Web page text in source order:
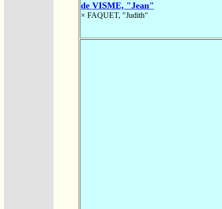
de VISME, "Jean"
× FAQUET, "Judith"